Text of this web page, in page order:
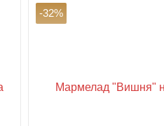
-32%